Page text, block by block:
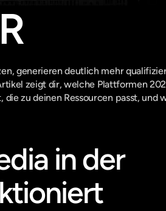
generieren deutlich mehr
zeigt dir, welche Plattformen
zu deinen Ressourcen passt, und
in der